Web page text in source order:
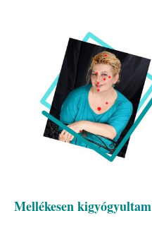
Mellékesen kigyógyultam